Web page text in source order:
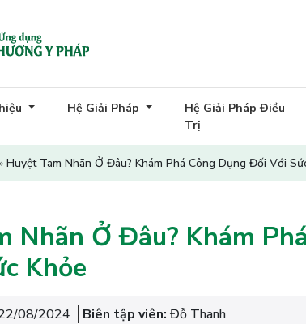
Hệ Giải Pháp
Hệ Giải Pháp Điều
Trị
» Huyệt Tam Nhãn Ở Đâu? Khám Phá Công Dụng Đối Với
Nhãn Ở Đâu? Khám
Khỏe
08/2024 Biên tập viên: Đỗ Thanh